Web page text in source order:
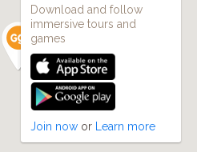
Download and follow
immersive tours and
games
Join now or Learn more